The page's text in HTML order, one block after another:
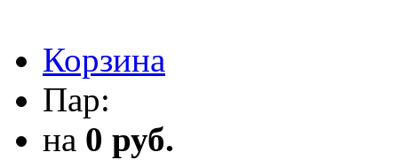
Корзина
Пар:
на 0 руб.